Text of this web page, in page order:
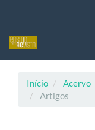
principal
Início Acervo
Artigos